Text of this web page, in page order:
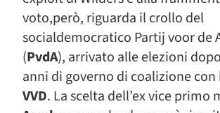
voto,però, riguarda il crollo del
socialdemocratico Partij voor de
(PvdA), arrivato alle elezioni
anni di governo di coalizione
VVD. La scelta dell’ex vice primo